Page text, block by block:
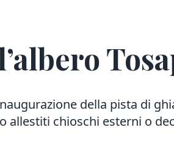
della pista di
allestiti chioschi esterni o